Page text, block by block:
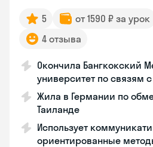
5 от 1590 ₽ за урок
4 отзыва
Окончила Бангкокский
университет по связям
Жила в Германии по
Таиланде
Использует
ориентированные